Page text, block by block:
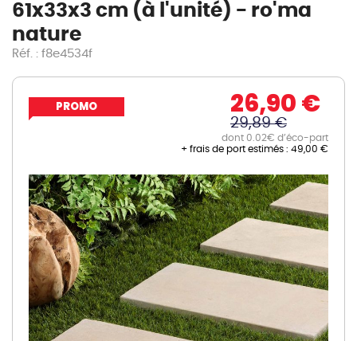
61x33x3 cm (à l'unité) - ro'ma
nature
Réf. : f8e4534f
PROMO 26,90 €
29,89 €
dont 0.02€ d’éco-part
+ frais de port estimés : 49,00 €
Skip
to
the
end
of
the
images
gallery